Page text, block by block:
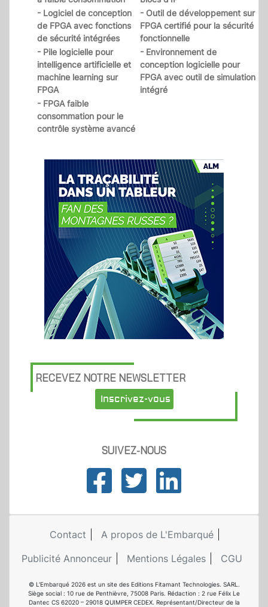
- Logiciel de conception
de FPGA avec fonctions
de sécurité intégrées
- Outil de développement sur
FPGA certifié pour la sécurité
fonctionnelle
- Pile logicielle pour
intelligence artificielle et
machine learning sur
FPGA
- Environnement de
conception logicielle pour
FPGA avec outil de simulation
intégré
- FPGA faible
consommation pour le
contrôle système avancé
RECEVEZ NOTRE NEWSLETTER
Inscrivez-vous
SUIVEZ-NOUS
Contact
A propos de L'Embarqué
Publicité Annonceur
Mentions Légales CGU
© L'Embarqué 2026 est un site des Editions Fitamant Technologies. SARL.
Siège social : 10 rue de Penthièvre, 75008 Paris. Rédaction : 2 rue Félix Le
Dantec CS 62020 – 29018 QUIMPER CEDEX. Représentant/Directeur de la